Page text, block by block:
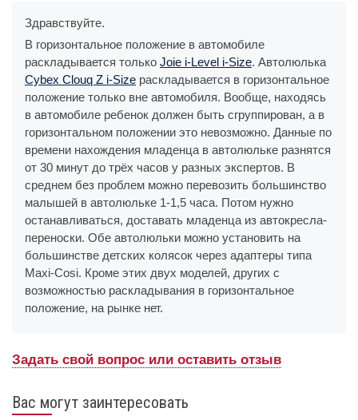
Здравствуйте.
В горизонтальное положение в автомобиле
раскладывается только Joie i-Level i-Size. Автолюлька
Cybex Clouq Z i-Size раскладывается в горизонтальное
положение только вне автомобиля. Вообще, находясь
в автомобиле ребенок должен быть сгруппирован, а в
горизонтальном положении это невозможно. Данные по
времени нахождения младенца в автолюльке разнятся
от 30 минут до трёх часов у разных экспертов. В
среднем без проблем можно перевозить большинство
малышей в автолюльке 1-1,5 часа. Потом нужно
останавливаться, доставать младенца из автокресла-
переноски. Обе автолюльки можно установить на
большинстве детских колясок через адаптеры типа
Maxi-Cosi. Кроме этих двух моделей, других с
возможностью раскладывания в горизонтальное
положение, на рынке нет.
Задать свой вопрос или оставить отзыв
Вас могут заинтересовать